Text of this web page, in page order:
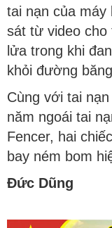
tai nạn của
sát từ video cho
lửa trong khi
khỏi đường
Cùng với tai
năm ngoái tai
Fencer, hai
bay ném bom
Đức Dũng